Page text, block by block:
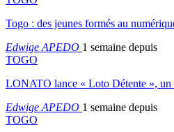
Togo : des jeunes formés au
Edwige APEDO 1 semaine depuis
TOGO
LONATO lance « Loto Détente », un
Edwige APEDO 1 semaine depuis
TOGO